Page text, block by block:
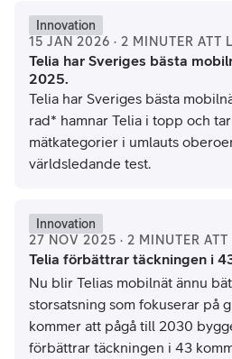
Innovation
15 JAN 2026 · 2 MINUTER ATT
Telia har Sveriges bästa
2025.
Telia har Sveriges bästa
rad* hamnar Telia i topp och
mätkategorier i umlauts
världsledande test.
Innovation
27 NOV 2025 · 2 MINUTER ATT
Telia förbättrar täckningen i
Nu blir Telias mobilnät ännu
storsatsning som fokuserar på
kommer att pågå till 2030
förbättrar täckningen i 43